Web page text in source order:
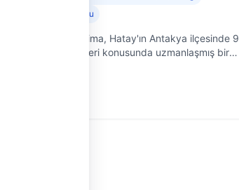
Klima Gaz Dolumu
Çekmen Teknik Klima, Hatay'ın Antakya ilçesinde 9
yıldır klima sistemleri konusunda uzmanlaşmış bir